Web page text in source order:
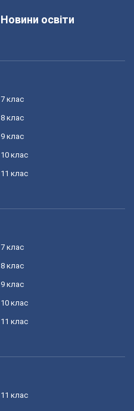
Новини освіти
7 клас
8 клас
9 клас
10 клас
11 клас
7 клас
8 клас
9 клас
10 клас
11 клас
11 клас